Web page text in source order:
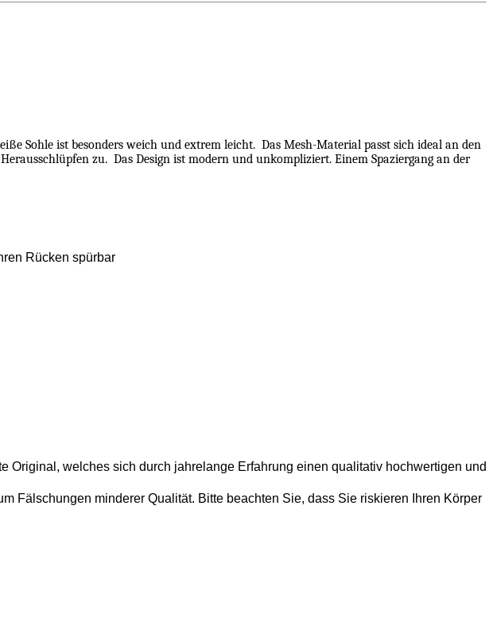
Sohle ist besonders weich und extrem leicht. Das Mesh-Material passt sich ideal an den
zu. Das Design ist modern und unkompliziert. Einem Spaziergang an der
Rücken spürbar
Original, welches sich durch jahrelange Erfahrung einen qualitativ hochwertigen und
Fälschungen minderer Qualität. Bitte beachten Sie, dass Sie riskieren Ihren Körper